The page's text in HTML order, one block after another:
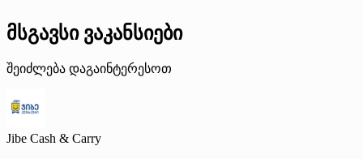
მსგავსი ვაკანსიები
შეიძლება დაგაინტერესოთ
Jibe Cash & Carry